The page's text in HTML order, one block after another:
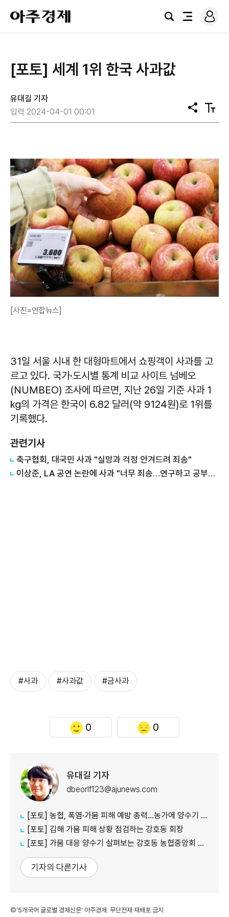
아
주
경
검
전
로
그
[포토] 세계 1위 한국 사과값
유대길 기자
입력 2024-04-01 00:01
공
유
텍
스
[사진=연합뉴스]
31일 서울 시내 한 대형마트에서 쇼핑객이 사과를 고
르고 있다. 국가·도시별 통계 비교 사이트 넘베오
(NUMBEO) 조사에 따르면, 지난 26일 기준 사과 1
㎏의 가격은 한국이 6.82 달러(약 9124원)로 1위를
기록했다.
관련기사
축구협회, 대국민 사과 "실망과 걱정 안겨드려 죄송"
이상준, LA 공연 논란에 사과 "너무 죄송…연구하고 공부할 것"
#사과 #사과값 #금사과
0 0
유대길 기자
dbeorlf123@ajunews.com
[포토] 농협, 폭염·가뭄 피해 예방 총력…농가에 양수기 지원
[포토] 김해 가뭄 피해 상황 점검하는 강호동 회장
[포토] 가뭄 대응 양수기 살펴보는 강호동 농협중앙회 회장
기자의 다른기사
©'5개국어 글로벌 경제신문' 아주경제. 무단전재·재배포 금지